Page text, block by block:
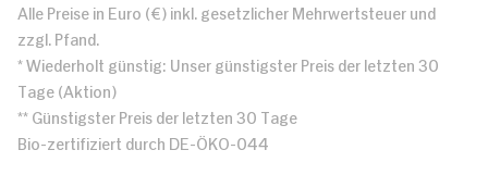
Alle Preise in Euro (€) inkl. gesetzlicher Mehrwertsteuer und
zzgl. Pfand.
* Wiederholt günstig: Unser günstigster Preis der letzten 30
Tage (Aktion)
** Günstigster Preis der letzten 30 Tage
Bio-zertifiziert durch DE-ÖKO-044